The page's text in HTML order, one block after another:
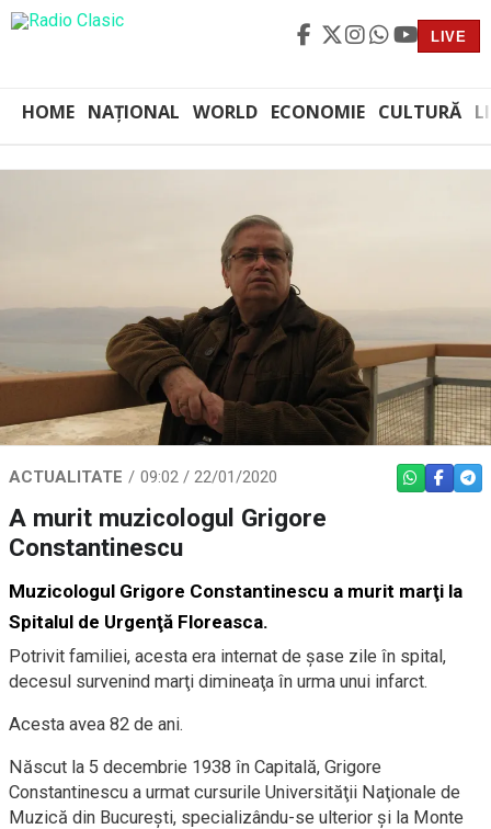
LIVE
HOME NAȚIONAL WORLD ECONOMIE CULTURĂ
ACTUALITATE 09:02 / 22/01/2020 WHATSAPP
A murit muzicologul Grigore
Constantinescu
Muzicologul Grigore Constantinescu a murit marţi la
Spitalul de Urgenţă Floreasca.
Potrivit familiei, acesta era internat de şase zile în spital,
decesul survenind marţi dimineaţa în urma unui infarct.
Acesta avea 82 de ani.
Născut la 5 decembrie 1938 în Capitală, Grigore
Constantinescu a urmat cursurile Universităţii Naţionale de
Muzică din Bucureşti, specializându-se ulterior şi la Monte